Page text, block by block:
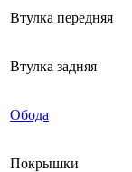
Втулка передняя
Втулка задняя
Обода
Покрышки